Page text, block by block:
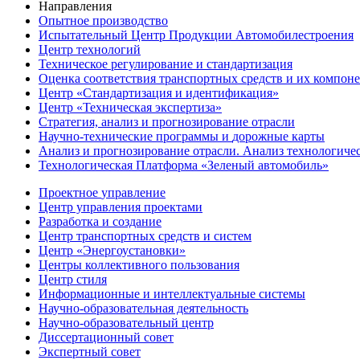
Направления
Опытное производство
Испытательный Центр Продукции Автомобилестроения
Центр технологий
Техническое регулирование и стандартизация
Оценка соответствия транспортных средств и их
Центр «Стандартизация и идентификация»
Центр «Техническая экспертиза»
Стратегия, анализ и прогнозирование отрасли
Научно-технические программы и дорожные карты
Анализ и прогнозирование отрасли. Анализ
Технологическая Платформа «Зеленый автомобиль»
Проектное управление
Центр управления проектами
Разработка и создание
Центр транспортных средств и систем
Центр «Энергоустановки»
Центры коллективного пользования
Центр стиля
Информационные и интеллектуальные системы
Научно-образовательная деятельность
Научно-образовательный центр
Диссертационный совет
Экспертный совет